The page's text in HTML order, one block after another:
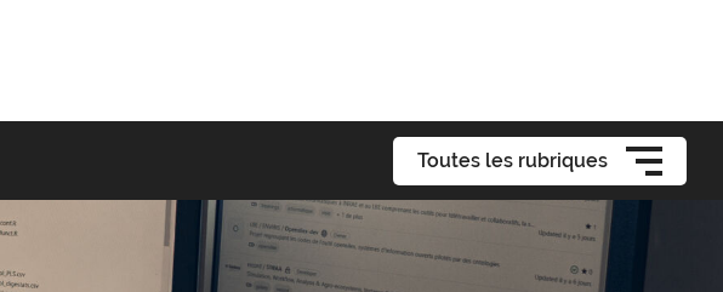
Toutes les rubriques